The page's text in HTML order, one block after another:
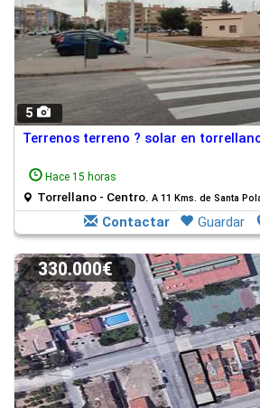
5
Terrenos terreno ? solar en
Hace 15 horas
Torrellano - Centro. A 11 Kms. de Santa
Contactar Guardar
330.000€